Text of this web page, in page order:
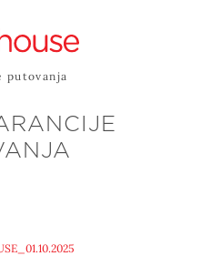
UPIT
putovanja